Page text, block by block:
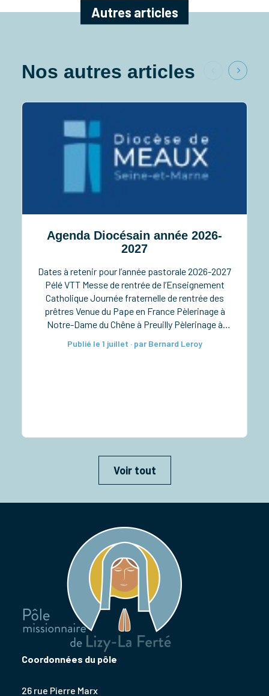
Autres articles
Nos autres articles
Agenda Diocésain année 2026-
2027
Dates à retenir pour l’année pastorale 2026-2027
Pélé VTT Messe de rentrée de l’Enseignement
Catholique Journée fraternelle de rentrée des
prêtres Venue du Pape en France Pèlerinage à
Notre-Dame du Chêne à Preuilly Pèlerinage à
diaconales à la cathédrale Taizé pour les lycéens
Publié le 1 juillet · par Bernard Leroy
Voir tout
Coordonnées du pôle
26 rue Pierre Marx